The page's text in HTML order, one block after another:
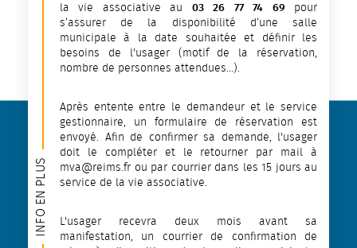
INFO EN PLUS
la vie associative au 03 26 77 74 69
pour
s’assurer de la disponibilité d’une salle
municipale à la date souhaitée et définir les
besoins de l'usager (motif de la réservation,
nombre de personnes attendues...).
Après entente entre le demandeur et le service
gestionnaire, un formulaire de réservation est
envoyé. Afin de confirmer sa demande, l'usager
doit le compléter et le retourner par mail à
mva@reims.fr ou par courrier dans les 15 jours au
service de la vie associative.
L'usager recevra deux mois avant sa
manifestation, un courrier de confirmation de